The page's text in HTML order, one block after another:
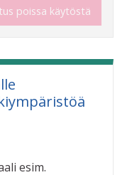
poissa käytöstä
esim.